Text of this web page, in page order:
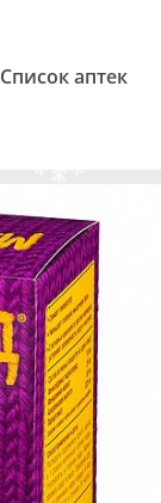
Список аптек